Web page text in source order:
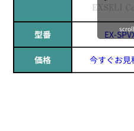
型番 EX-
価格 今すぐお見